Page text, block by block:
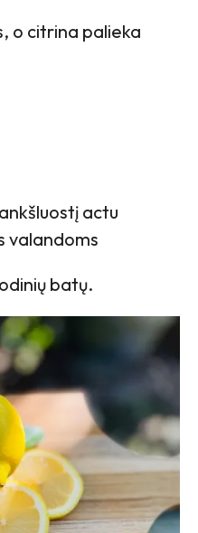
o citrina palieka
actu
valandoms
batų.